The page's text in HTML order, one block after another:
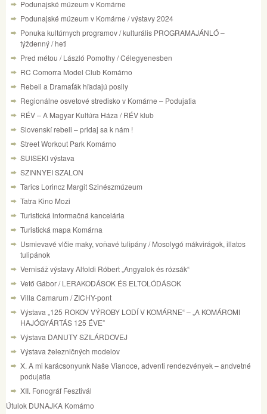
Podunajské múzeum v Komárne
Podunajské múzeum v Komárne / výstavy 2024
Ponuka kultúrnych programov / kulturális PROGRAMAJÁNLÓ –
týždenný / heti
Pred métou / László Pomothy / Célegyenesben
RC Comorra Model Club Komárno
Rebeli a Dramaťák hľadajú posily
Regionálne osvetové stredisko v Komárne – Podujatia
RÉV – A Magyar Kultúra Háza / RÉV klub
Slovenskí rebeli – pridaj sa k nám !
Street Workout Park Komárno
SUISEKI výstava
SZINNYEI SZALON
Tarics Lorincz Margit Szinészmúzeum
Tatra Kino Mozi
Turistická informačná kancelária
Turistická mapa Komárna
Usmievavé vlčie maky, voňavé tulipány / Mosolygó mákvirágok, illatos
tulipánok
Vernisáž výstavy Alfoldi Róbert „Angyalok és rózsák“
Vető Gábor / LERAKODÁSOK ÉS ELTOLÓDÁSOK
Villa Camarum / ZICHY-pont
Výstava „125 ROKOV VÝROBY LODÍ V KOMÁRNE“ – „A KOMÁROMI
HAJÓGYÁRTÁS 125 ÉVE”
Výstava DANUTY SZILÁRDOVEJ
Výstava železničných modelov
X. A mi karácsonyunk Naše Vianoce, adventi rendezvények – andvetné
podujatia
XII. Fonográf Fesztivál
Útulok DUNAJKA Komárno